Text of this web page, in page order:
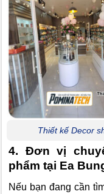
Thiết kế Decor
4. Đơn vị
phẩm tại Ea
Nếu bạn đang cần